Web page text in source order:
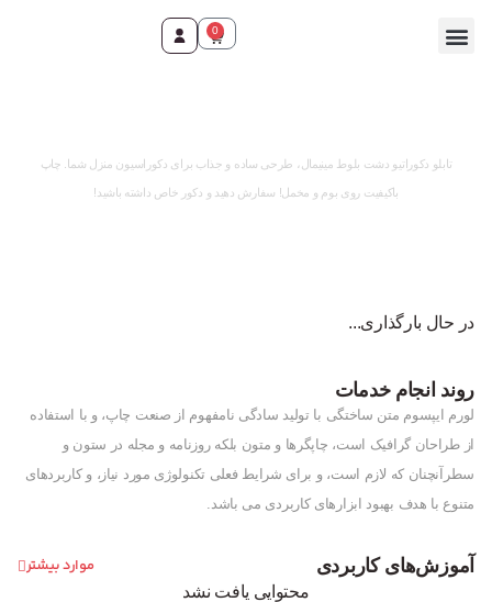
0
تابلو دکوراتیو دشت بلوط مینیمال، طرحی ساده و جذاب برای دکوراسیون منزل شما. چاپ
باکیفیت روی بوم و مخمل! سفارش دهید و دکور خاص داشته باشید!
در حال بارگذاری...
روند انجام خدمات
لورم ایپسوم متن ساختگی با تولید سادگی نامفهوم از صنعت چاپ، و با استفاده
از طراحان گرافیک است، چاپگرها و متون بلکه روزنامه و مجله در ستون و
سطرآنچنان که لازم است، و برای شرایط فعلی تکنولوژی مورد نیاز، و کاربردهای
متنوع با هدف بهبود ابزارهای کاربردی می باشد.
آموزش‌های کاربردی موارد بیشتر
محتوایی یافت نشد